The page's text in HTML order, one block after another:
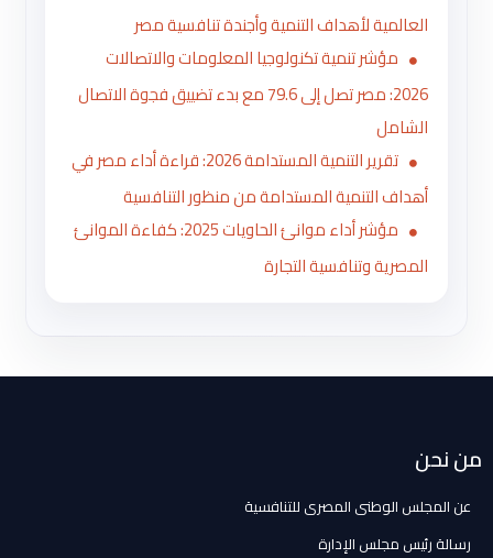
العالمية لأهداف التنمية وأجندة تنافسية مصر
مؤشر تنمية تكنولوجيا المعلومات والاتصالات
2026: مصر تصل إلى 79.6 مع بدء تضييق فجوة الاتصال
الشامل
تقرير التنمية المستدامة 2026: قراءة أداء مصر في
أهداف التنمية المستدامة من منظور التنافسية
مؤشر أداء موانئ الحاويات 2025: كفاءة الموانئ
المصرية وتنافسية التجارة
من نحن
عن المجلس الوطنى المصرى للتنافسية
رسالة رئيس مجلس الإدارة